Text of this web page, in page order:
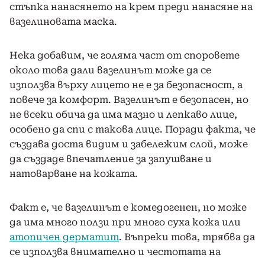
стъпка нанасянето на крем преди нанасяне на
вазелиновата маска.
Нека добавим, че голяма част от споровете
около това дали вазелинът може да се
използва върху лицето не е за безопасност, а
повече за комфорт. Вазелинът е безопасен, но
не всеки обича да има мазно и лепкаво лице,
особено да спи с такова лице. Поради факта, че
създава доста видим и забележим слой, може
да създаде впечатление за запушване и
натоварване на кожата.
Факт е, че вазелинът е комедогенен, но може
да има много ползи при много суха кожа или
атопичен дерматит. Въпреки това, трябва да
се използва внимателно и честотата на